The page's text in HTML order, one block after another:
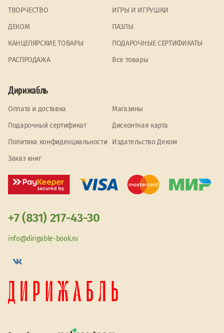
ТВОРЧЕСТВО
ИГРЫ И ИГРУШКИ
ДЕКОМ
ПАЗЛЫ
КАНЦЕЛЯРСКИЕ ТОВАРЫ
ПОДАРОЧНЫЕ СЕРТИФИКАТЫ
PАСПРОДАЖА
Все товары
Дирижабль
Оплата и доставка
Магазины
Подарочный сертификат
Дисконтная карта
Политика конфиденциальности
Издательство Деком
Заказ книг
+7 (831) 217-43-30
info@dirigable-book.ru